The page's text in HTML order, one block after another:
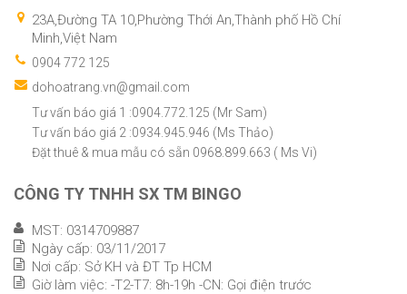
23A,Đường TA 10,Phường Thới An,Thành phố Hồ Chí
Minh,Việt Nam
0904 772 125
dohoatrang.vn@gmail.com
Tư vấn báo giá 1 :0904.772.125 (Mr Sam)
Tư vấn báo giá 2 :0934.945.946 (Ms Thảo)
Đặt thuê & mua mẫu có sẵn 0968.899.663 ( Ms Vi)
CÔNG TY TNHH SX TM BINGO
MST: 0314709887
Ngày cấp: 03/11/2017
Nơi cấp: Sở KH và ĐT Tp HCM
Giờ làm việc: -T2-T7: 8h-19h -CN: Gọi điện trước